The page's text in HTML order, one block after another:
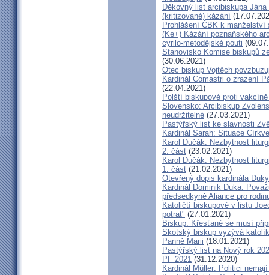
Děkovný list arcibiskupa
(kritizované) kázání
Prohlášení ČBK k manželství
(Ke+) Kázání poznaňského
cyrilo-metodějské pouti
Stanovisko Komise biskupů
(30.06.2021)
Otec biskup Vojtěch
Kardinál Comastri o zrazení
(22.04.2021)
Polští biskupové proti
Slovensko: Arcibiskup
neudržitelné (27.03.2021)
Pastýřský list ke slavnosti
Kardinál Sarah: Situace
Karol Dučák: Nezbytnost
2. část (23.02.2021)
Karol Dučák: Nezbytnost
1. část (21.02.2021)
Otevřený dopis kardinála
Kardinál Dominik Duka:
předsedkyně Aliance pro
Katoličtí biskupové v listu
potrat" (27.01.2021)
Biskup: Křesťané se musí
Skotský biskup vyzývá
Panně Marii (18.01.2021)
Pastýřský list na Nový rok
PF 2021 (31.12.2020)
Kardinál Müller: Politici